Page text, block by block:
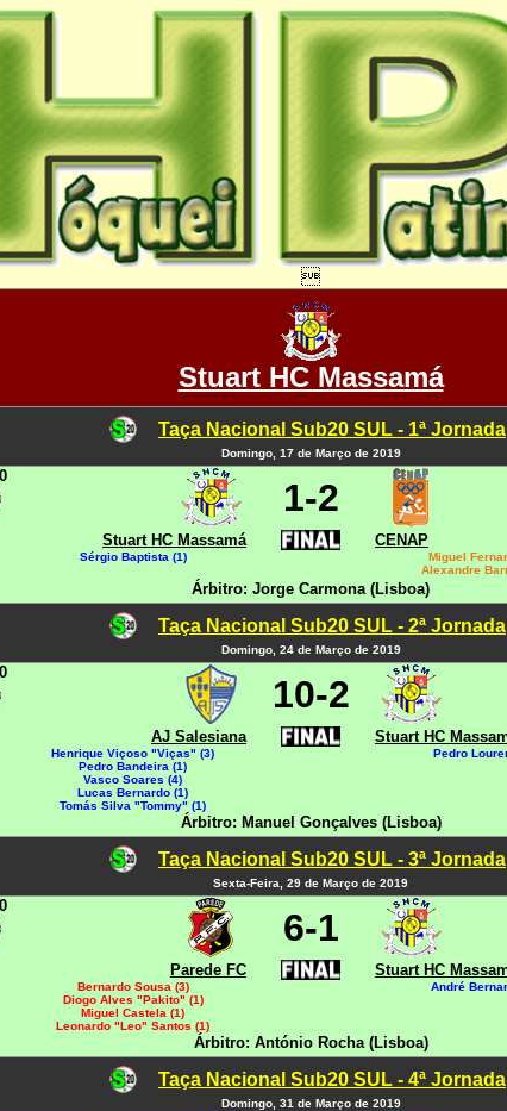

Stuart HC Massamá
Taça Nacional Sub20 SUL - 1ª Jornada
Domingo, 17 de Março de 2019
1-2
Stuart HC Massamá CENAP
Sérgio Baptista (1)
Miguel
Alexandre
Árbitro: Jorge Carmona (Lisboa)
Taça Nacional Sub20 SUL - 2ª Jornada
Domingo, 24 de Março de 2019
10-2
AJ Salesiana Stuart HC
Henrique Viçoso "Viças" (3)
Pedro Bandeira (1)
Vasco Soares (4)
Lucas Bernardo (1)
Tomás Silva "Tommy" (1)
Pedro
Árbitro: Manuel Gonçalves (Lisboa)
Taça Nacional Sub20 SUL - 3ª Jornada
Sexta-Feira, 29 de Março de 2019
6-1
Parede FC Stuart HC
Bernardo Sousa (3)
Diogo Alves "Pakito" (1)
Miguel Castela (1)
Leonardo "Leo" Santos (1)
André
Árbitro: António Rocha (Lisboa)
Taça Nacional Sub20 SUL - 4ª Jornada
Domingo, 31 de Março de 2019